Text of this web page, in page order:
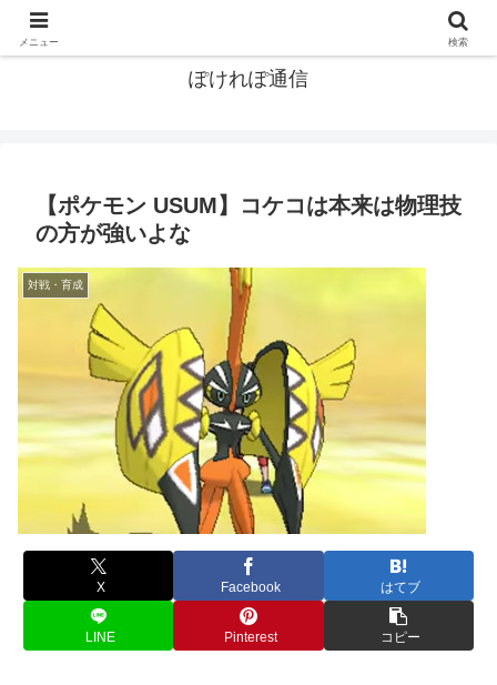
ぽけれぽ通信
【ポケモン USUM】コケコは本来は物理技
の方が強いよな
対戦・育成
X Facebook はてブ
LINE Pinterest コピー
メニュー 検索